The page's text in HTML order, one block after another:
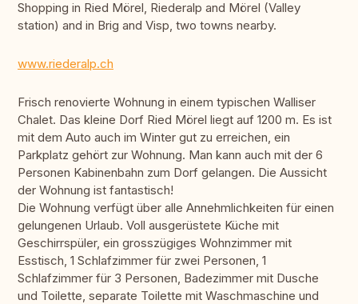
Shopping in Ried Mörel, Riederalp and Mörel (Valley
station) and in Brig and Visp, two towns nearby.
www.riederalp.ch
Frisch renovierte Wohnung in einem typischen Walliser
Chalet. Das kleine Dorf Ried Mörel liegt auf 1200 m. Es ist
mit dem Auto auch im Winter gut zu erreichen, ein
Parkplatz gehört zur Wohnung. Man kann auch mit der 6
Personen Kabinenbahn zum Dorf gelangen. Die Aussicht
der Wohnung ist fantastisch!
Die Wohnung verfügt über alle Annehmlichkeiten für einen
gelungenen Urlaub. Voll ausgerüstete Küche mit
Geschirrspüler, ein grosszügiges Wohnzimmer mit
Esstisch, 1 Schlafzimmer für zwei Personen, 1
Schlafzimmer für 3 Personen, Badezimmer mit Dusche
und Toilette, separate Toilette mit Waschmaschine und